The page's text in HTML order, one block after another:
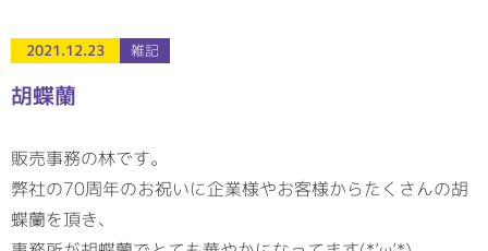
2021.12.23 雑記
胡蝶蘭
販売事務の林です。
弊社の70周年のお祝いに企業様やお客様からたくさんの胡
蝶蘭を頂き、